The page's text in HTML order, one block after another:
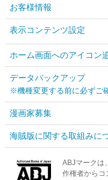
お客様情報
表示コンテンツ設定
ホーム画面へのアイコン
データバックアップ
※機種変更する前に必ずご
漫画家募集
海賊版に関する取組みに
ABJマークは
作権者からコ